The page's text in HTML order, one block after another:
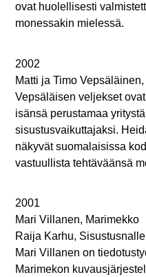
ovat huolellisesti
monessakin mielessä.
2002
Matti ja Timo
Vepsäläisen veljekset
isänsä perustamaa
sisustusvaikuttajaksi.
näkyvät suomalaisissa
vastuullista tehtäväänsä
2001
Mari Villanen, Marimekko
Raija Karhu, Sisustusnalle
Mari Villanen on
Marimekon